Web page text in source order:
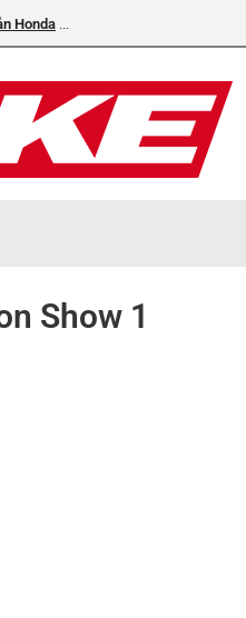
Honda
Show 1